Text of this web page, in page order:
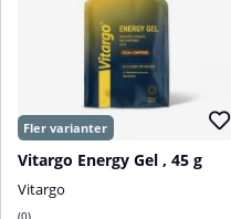
Vitargo Energy Gel , 45 g
Vitargo
0